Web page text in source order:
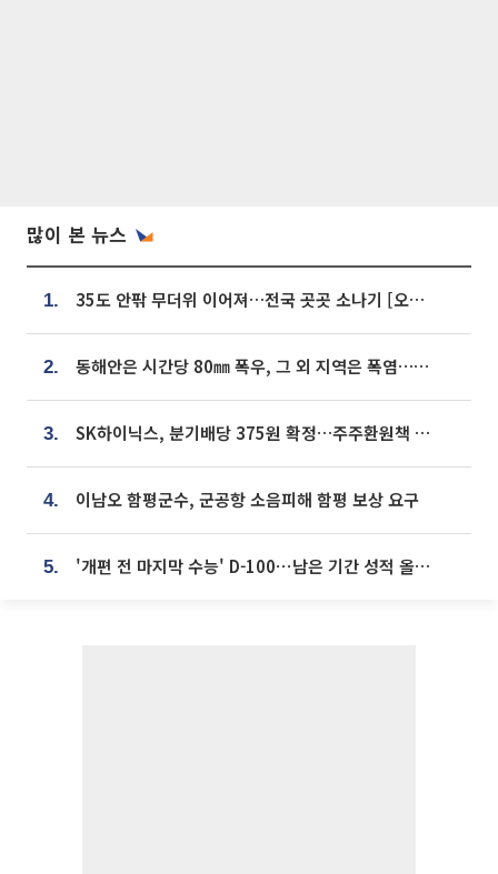
많이 본 뉴스
1. 35도 안팎 무더위 이어져…전국 곳곳 소나기 [오늘 날씨]
2. 동해안은 시간당 80㎜ 폭우, 그 외 지역은 폭염…‘극과 극 날씨’
3. SK하이닉스, 분기배당 375원 확정…주주환원책 9월로 앞당겨 발표
4. 이남오 함평군수, 군공항 소음피해 함평 보상 요구
5. '개편 전 마지막 수능' D-100⋯남은 기간 성적 올릴 전략은